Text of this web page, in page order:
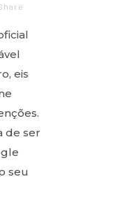
eis
de ser
seu